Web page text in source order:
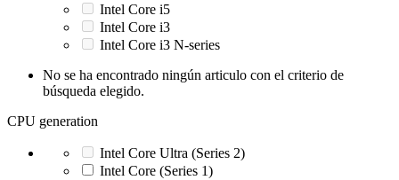
Intel Core i5
Intel Core i3
Intel Core i3 N-series
No se ha encontrado ningún articulo con el criterio de
búsqueda elegido.
CPU generation
Intel Core Ultra (Series 2)
Intel Core (Series 1)